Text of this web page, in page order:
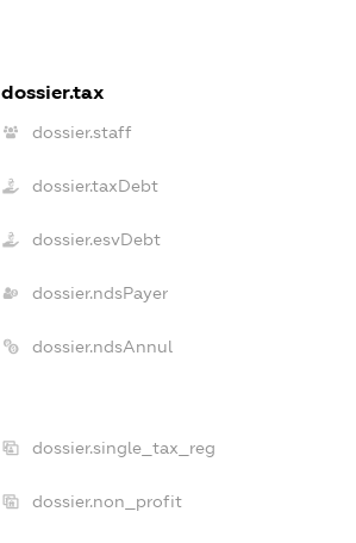
dossier.tax
dossier.staff
dossier.taxDebt
dossier.esvDebt
dossier.ndsPayer
dossier.ndsAnnul
dossier.single_tax_reg
dossier.non_profit